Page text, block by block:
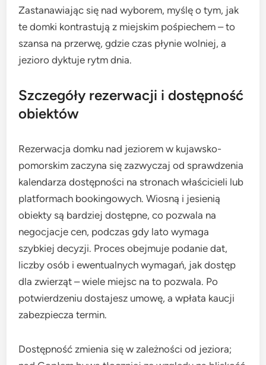
Zastanawiając się nad wyborem, myślę o tym, jak
te domki kontrastują z miejskim pośpiechem – to
szansa na przerwę, gdzie czas płynie wolniej, a
jezioro dyktuje rytm dnia.
Szczegóły rezerwacji i dostępność
obiektów
Rezerwacja domku nad jeziorem w kujawsko-
pomorskim zaczyna się zazwyczaj od sprawdzenia
kalendarza dostępności na stronach właścicieli lub
platformach bookingowych. Wiosną i jesienią
obiekty są bardziej dostępne, co pozwala na
negocjacje cen, podczas gdy lato wymaga
szybkiej decyzji. Proces obejmuje podanie dat,
liczby osób i ewentualnych wymagań, jak dostęp
dla zwierząt – wiele miejsc na to pozwala. Po
potwierdzeniu dostajesz umowę, a wpłata kaucji
zabezpiecza termin.
Dostępność zmienia się w zależności od jeziora;